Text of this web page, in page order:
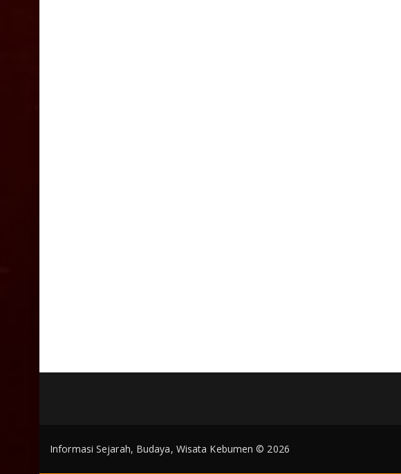
Informasi Sejarah, Budaya, Wisata Kebumen © 2026